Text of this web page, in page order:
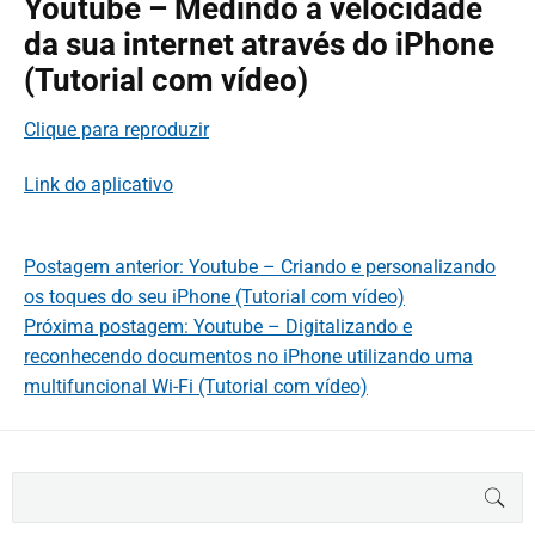
Youtube – Medindo a velocidade
da sua internet através do iPhone
(Tutorial com vídeo)
Clique para reproduzir
Link do aplicativo
Postagem anterior: Youtube – Criando e personalizando
os toques do seu iPhone (Tutorial com vídeo)
Próxima postagem: Youtube – Digitalizando e
reconhecendo documentos no iPhone utilizando uma
multifuncional Wi-Fi (Tutorial com vídeo)